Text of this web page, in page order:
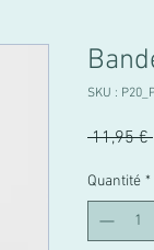
SKU :
11,95 €
Quantité *